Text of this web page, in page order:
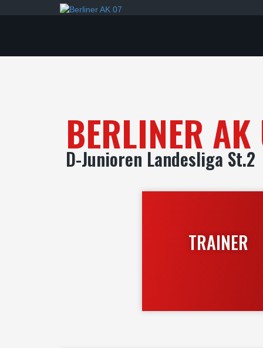
BERLINER
D-Junioren Landesliga St.2
TRAINER